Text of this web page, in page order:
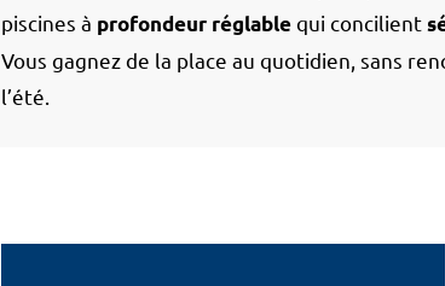
piscines à profondeur réglablequi concilient
Vous gagnez de la place au quotidien, sans
l’été.